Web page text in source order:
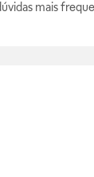
mais